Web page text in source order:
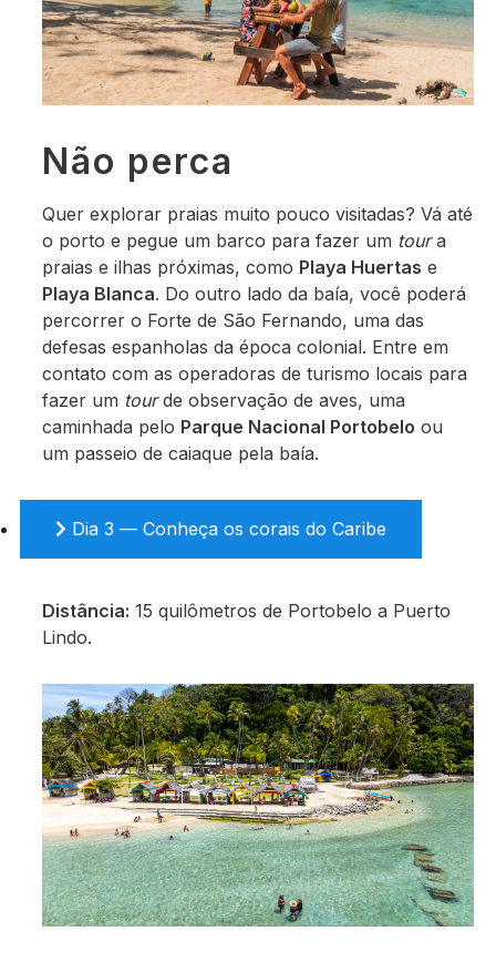
Não perca
Quer explorar praias muito pouco visitadas? Vá até
o porto e pegue um barco para fazer um toura
praias e ilhas próximas, como Playa Huertas e
Playa Blanca. Do outro lado da baía, você poderá
percorrer o Forte de São Fernando, uma das
defesas espanholas da época colonial. Entre em
contato com as operadoras de turismo locais para
fazer um tourde observação de aves, uma
caminhada pelo Parque Nacional Portobelo ou
um passeio de caiaque pela baía.
Dia 3 — Conheça os corais do Caribe
Distância: 15 quilômetros de Portobelo a Puerto
Lindo.